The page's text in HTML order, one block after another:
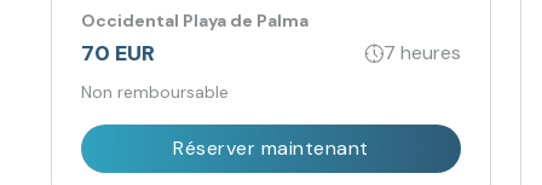
Occidental Playa de Palma
70 EUR 7 heures
Non remboursable
Réserver maintenant